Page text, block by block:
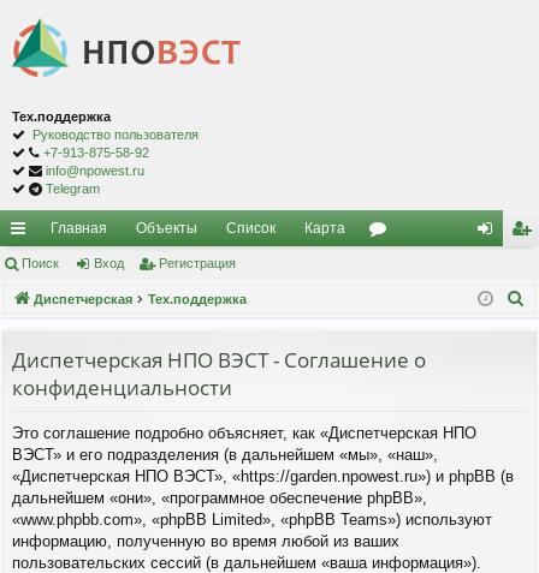
Тех.поддержка
Руководство пользователя
+7-913-875-58-92
info@npowest.ru
Telegram
с
ы
и
Главная Объекты Список Карта
д ис
Поиск Вход Регистрация
Диспетчерская Тех.поддержка
Диспетчерская НПО ВЭСТ - Соглашение о
конфиденциальности
Это соглашение подробно объясняет, как «Диспетчерская НПО
ВЭСТ» и его подразделения (в дальнейшем «мы», «наш»,
«Диспетчерская НПО ВЭСТ», «https://garden.npowest.ru») и phpBB (в
дальнейшем «они», «программное обеспечение phpBB»,
«www.phpbb.com», «phpBB Limited», «phpBB Teams») используют
информацию, полученную во время любой из ваших
пользовательских сессий (в дальнейшем «ваша информация»).